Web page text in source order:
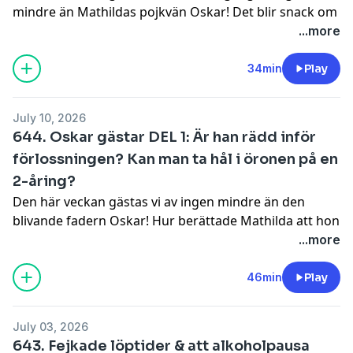
information.
mindre än Mathildas pojkvän Oskar! Det blir snack om
verkligen gillar, men inte kommer använda på vår
dotter. Trevlig lyssning i sommarvärmen!
Hosted on Acast. See
for more
...more
34min Play
July 10, 2026
644. Oskar gästar DEL 1: Är han rädd inför
förlossningen? Kan man ta hål i öronen på en
2-åring?
Den här veckan gästas vi av ingen mindre än den
blivande fadern Oskar! Hur berättade Mathilda att hon
var gravid, och vad var hans reaktion? Vad tar de båda
med sig från sin egen barndom, som de vill överföra i
sin egen barnuppfostran? Och ÄR det så fel att ta hål i
öronen på en tvååring?
information.
...more
46min Play
July 03, 2026
643. Fejkade löptider & att alkoholpausa